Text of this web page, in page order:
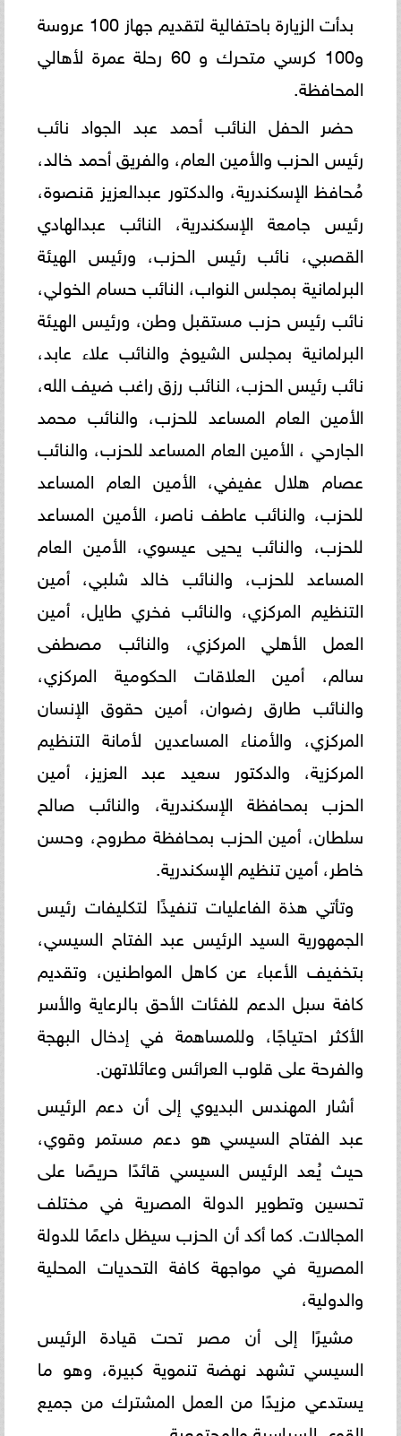
بدأت الزيارة باحتفالية لتقديم جهاز 100 عروسة
و100 كرسي متحرك و 60 رحلة عمرة لأهالي
المحافظة.
حضر الحفل النائب أحمد عبد الجواد نائب
رئيس الحزب والأمين العام، والفريق أحمد خالد،
مُحافظ الإسكندرية، والدكتور عبدالعزيز قنصوة،
رئيس جامعة الإسكندرية، النائب عبدالهادي
القصبي، نائب رئيس الحزب، ورئيس الهيئة
البرلمانية بمجلس النواب، النائب حسام الخولي،
نائب رئيس حزب مستقبل وطن، ورئيس الهيئة
البرلمانية بمجلس الشيوخ والنائب علاء عابد،
نائب رئيس الحزب، النائب رزق راغب ضيف الله،
الأمين العام المساعد للحزب، والنائب محمد
الجارحي ، الأمين العام المساعد للحزب، والنائب
عصام هلال عفيفي، الأمين العام المساعد
للحزب، والنائب عاطف ناصر، الأمين المساعد
للحزب، والنائب يحيى عيسوي، الأمين العام
المساعد للحزب، والنائب خالد شلبي، أمين
التنظيم المركزي، والنائب فخري طايل، أمين
العمل الأهلي المركزي، والنائب مصطفى
سالم، أمين العلاقات الحكومية المركزي،
والنائب طارق رضوان، أمين حقوق الإنسان
المركزي، والأمناء المساعدين لأمانة التنظيم
المركزية، والدكتور سعيد عبد العزيز، أمين
الحزب بمحافظة الإسكندرية، والنائب صالح
سلطان، أمين الحزب بمحافظة مطروح، وحسن
خاطر، أمين تنظيم الإسكندرية.
وتأتي هذة الفاعليات تنفيذًا لتكليفات رئيس
الجمهورية السيد الرئيس عبد الفتاح السيسي،
بتخفيف الأعباء عن كاهل المواطنين، وتقديم
كافة سبل الدعم للفئات الأحق بالرعاية والأسر
الأكثر احتياجًا، وللمساهمة في إدخال البهجة
والفرحة على قلوب العرائس وعائلاتهن.
أشار المهندس البديوي إلى أن دعم الرئيس
عبد الفتاح السيسي هو دعم مستمر وقوي،
حيث يُعد الرئيس السيسي قائدًا حريصًا على
تحسين وتطوير الدولة المصرية في مختلف
المجالات. كما أكد أن الحزب سيظل داعمًا للدولة
المصرية في مواجهة كافة التحديات المحلية
والدولية،
مشيرًا إلى أن مصر تحت قيادة الرئيس
السيسي تشهد نهضة تنموية كبيرة، وهو ما
يستدعي مزيدًا من العمل المشترك من جميع